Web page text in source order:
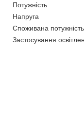
Потужність
Напруга
Споживана потужність
Застосування